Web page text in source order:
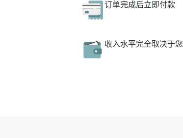
订单完成后立即付款
收入水平完全取决于您